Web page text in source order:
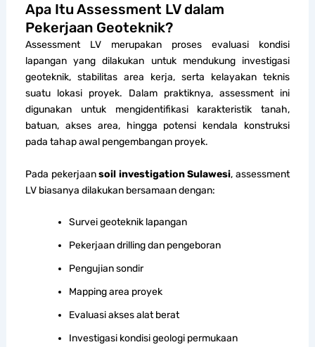
Apa Itu Assessment LV dalam
Pekerjaan Geoteknik?
Assessment LV merupakan proses evaluasi kondisi
lapangan yang dilakukan untuk mendukung investigasi
geoteknik, stabilitas area kerja, serta kelayakan teknis
suatu lokasi proyek. Dalam praktiknya, assessment ini
digunakan untuk mengidentifikasi karakteristik tanah,
batuan, akses area, hingga potensi kendala konstruksi
pada tahap awal pengembangan proyek.
Pada pekerjaansoil investigation Sulawesi, assessment
LV biasanya dilakukan bersamaan dengan:
Survei geoteknik lapangan
Pekerjaan drilling dan pengeboran
Pengujian sondir
Mapping area proyek
Evaluasi akses alat berat
Investigasi kondisi geologi permukaan